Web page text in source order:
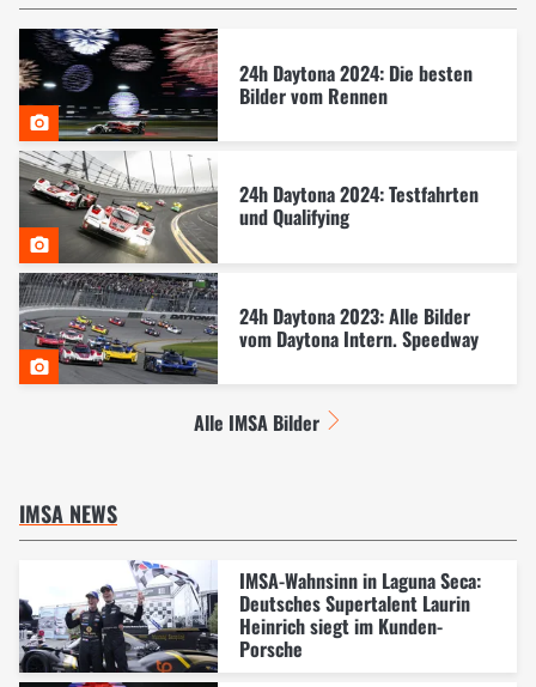
24h Daytona 2024: Die besten
Bilder vom Rennen
24h Daytona 2024: Testfahrten
und Qualifying
24h Daytona 2023: Alle Bilder
vom Daytona Intern. Speedway
Alle IMSA Bilder
IMSA NEWS
IMSA-Wahnsinn in Laguna Seca:
Deutsches Supertalent Laurin
Heinrich siegt im Kunden-
Porsche